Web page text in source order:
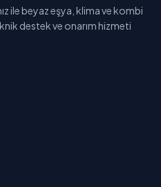
ile beyaz eşya, klima ve kombi
destek ve onarım hizmeti